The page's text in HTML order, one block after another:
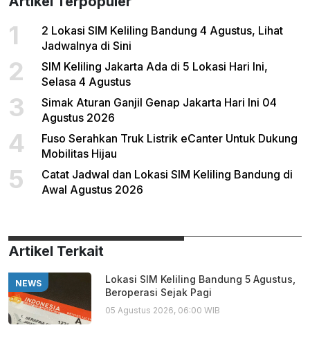
1
2 Lokasi SIM Keliling Bandung 4 Agustus, Lihat
Jadwalnya di Sini
2
SIM Keliling Jakarta Ada di 5 Lokasi Hari Ini,
Selasa 4 Agustus
3
Simak Aturan Ganjil Genap Jakarta Hari Ini 04
Agustus 2026
4
Fuso Serahkan Truk Listrik eCanter Untuk Dukung
Mobilitas Hijau
5
Catat Jadwal dan Lokasi SIM Keliling Bandung di
Awal Agustus 2026
Artikel Terkait
NEWS
Lokasi SIM Keliling Bandung 5 Agustus,
Beroperasi Sejak Pagi
05 Agustus 2026, 06:00 WIB